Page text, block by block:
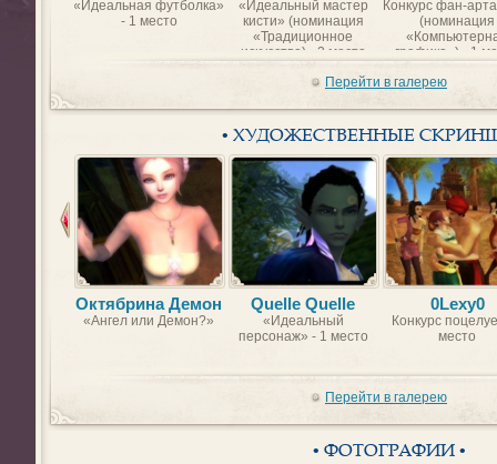
«Идеальная футболка»
- 1 место
«Идеальный мастер
кисти» (номинация
«Традиционное
искусство) - 2 место
Конкурс фан-
(номинация
графика») - 1
Перейти в галерею
• ХУДОЖЕСТВЕННЫЕ
Октябрина Демон
«Ангел или Демон?»
Quelle Quelle
«Идеальный
персонаж» - 1 место
0Lexy0
Конкурс
место
Перейти в галерею
• ФОТОГРАФИИ •